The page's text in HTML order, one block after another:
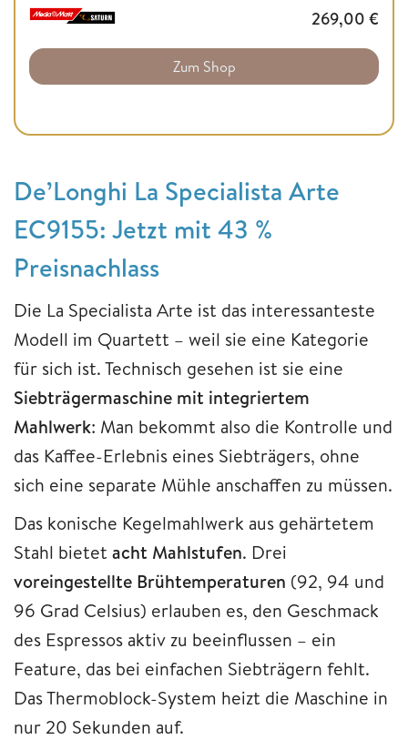
269,00 €
Zum Shop
De’Longhi La Specialista Arte
EC9155: Jetzt mit 43 %
Preisnachlass
Die La Specialista Arte ist das interessanteste
Modell im Quartett – weil sie eine Kategorie
für sich ist. Technisch gesehen ist sie eine
Siebträgermaschine mit integriertem
Mahlwerk: Man bekommt also die Kontrolle und
das Kaffee-Erlebnis eines Siebträgers, ohne
sich eine separate Mühle anschaffen zu müssen.
Das konische Kegelmahlwerk aus gehärtetem
Stahl bietet acht Mahlstufen. Drei
voreingestellte Brühtemperaturen (92, 94 und
96 Grad Celsius) erlauben es, den Geschmack
des Espressos aktiv zu beeinflussen – ein
Feature, das bei einfachen Siebträgern fehlt.
Das Thermoblock-System heizt die Maschine in
nur 20 Sekunden auf.